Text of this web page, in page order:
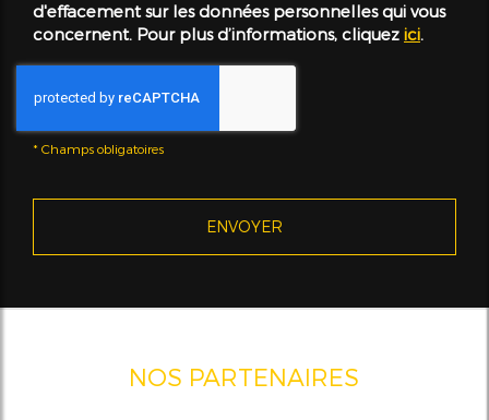
d'effacement sur les données personnelles qui vous
concernent. Pour plus d’informations, cliquez ici.
* Champs obligatoires
NOS PARTENAIRES